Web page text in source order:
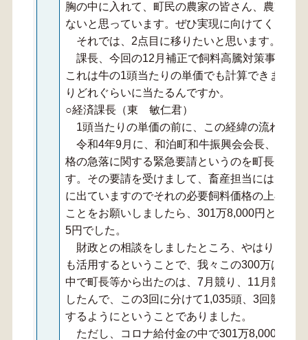
胸の中に入れて、町民の農家の皆さん、農家が
ないと思っています。ぜひ実現に向けてくださ
それでは、2点目に移りたいと思います。
課長、今回の12月補正で飼料高騰対策事業で
これは牛の1頭当たりの単価でも計算できます
りどれぐらいに当たるんですか。
○経済課長（東 敏仁君）
1頭当たりの単価の前に、この経緯の流れでい
令和4年9月に、和泊町和牛振興会会長、副会
格の急落に関する緊急要請というのを町長と議
す。その要請を受けまして、畜産担当には、ま
に出ていますのでそれの必要飼料価格の上昇分
ことをお願いしましたら、301万8,000円という
5円でした。
財政との相談をしましたところ、やはりこの
も活用するということで、我々この300万は頂
中で町長等から出たのは、7月競り、11月競り
したんで、この3回に分けて1,035頭、3回競り
するようにということでありました。
ただし、コロナ給付金の中で301万8,000円は